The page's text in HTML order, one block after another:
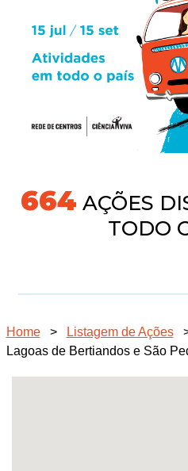
718AÇÕES
TODO
Home > Listagem de Ações
Lagoas de Bertiandos e São